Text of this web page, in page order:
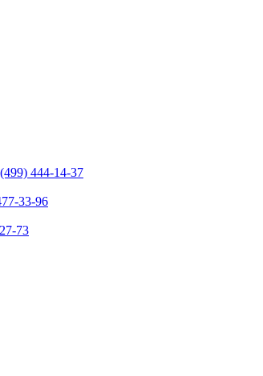
444-14-37
33-96
73